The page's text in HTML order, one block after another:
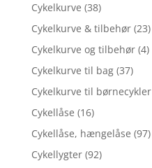
Cykelkurve (38)
Cykelkurve & tilbehør (23)
Cykelkurve og tilbehør (4)
Cykelkurve til bag (37)
Cykelkurve til børnecykler
Cykellåse (16)
Cykellåse, hængelåse (97)
Cykellygter (92)